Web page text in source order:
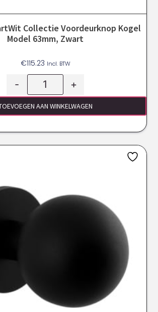
Collectie Voordeurknop Kogel
Model 63mm, Zwart
€115.23 Incl. BTW
- +
AAN WINKELWAGEN